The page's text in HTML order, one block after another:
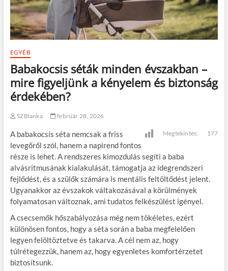
EGYÉB
Babakocsis séták minden évszakban –
mire figyeljünk a kényelem és biztonság
érdekében?
SZBlanka február 28, 2026
Megtekintés: 177
A babakocsis séta nemcsak a friss
levegőről szól, hanem a napirend fontos
része is lehet. A rendszeres kimozdulás segíti a baba
alvásritmusának kialakulását, támogatja az idegrendszeri
fejlődést, és a szülők számára is mentális feltöltődést jelent.
Ugyanakkor az évszakok váltakozásával a körülmények
folyamatosan változnak, ami tudatos felkészülést igényel.
A csecsemők hőszabályozása még nem tökéletes, ezért
különösen fontos, hogy a séta során a baba megfelelően
legyen felöltöztetve és takarva. A cél nem az, hogy
túlrétegezzük, hanem az, hogy egyenletes komfortérzetet
biztosítsunk.